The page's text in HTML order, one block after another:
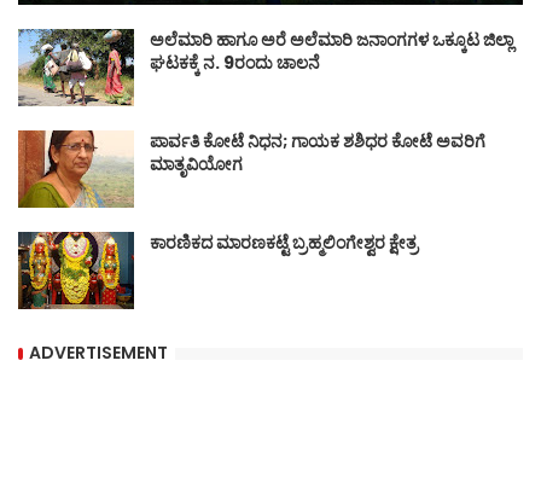
ಅಲೆಮಾರಿ ಹಾಗೂ ಅರೆ ಅಲೆಮಾರಿ ಜನಾಂಗಗಳ ಒಕ್ಕೂಟ ಜಿಲ್ಲಾ
ಘಟಕಕ್ಕೆ ನ. 9ರಂದು ಚಾಲನೆ
ಪಾರ್ವತಿ ಕೋಟೆ ನಿಧನ; ಗಾಯಕ ಶಶಿಧರ ಕೋಟೆ ಅವರಿಗೆ
ಮಾತೃವಿಯೋಗ
ಕಾರಣಿಕದ ಮಾರಣಕಟ್ಟೆ ಬ್ರಹ್ಮಲಿಂಗೇಶ್ವರ ಕ್ಷೇತ್ರ
ADVERTISEMENT